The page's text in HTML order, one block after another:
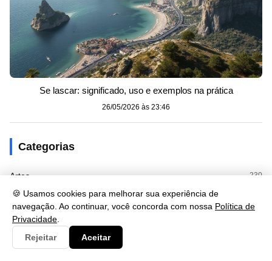
🍪 Usamos cookies para melhorar sua experiência de
navegação. Ao continuar, você concorda com nossa Política de
Privacidade
Rejeitar
Aceitar
Se lascar: significado, uso e exemplos na prática
26/05/2026 às 23:46
Categorias
Artes 230
Biologia
Clima
Cultura